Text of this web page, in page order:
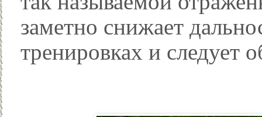
заметно снижает
тренировках и следует